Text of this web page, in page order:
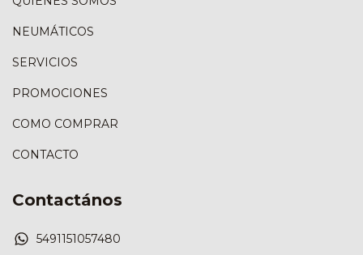
NEUMÁTICOS
SERVICIOS
PROMOCIONES
COMO COMPRAR
CONTACTO
Contactános
5491151057480